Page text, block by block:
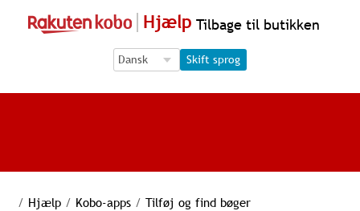
Hjælp Tilbage til butikken
Language Selection
Language Selection
Skift sprog
/ Hjælp / Kobo-apps / Tilføj og find bøger